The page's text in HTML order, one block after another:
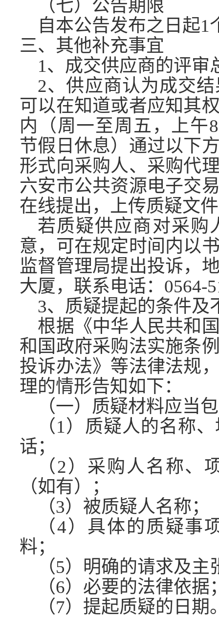
（七） 公告期限
自本公告发布之日起1
三、其他补充事宜
1、成交供应商的评审
2、供应商认为成交
可以在知道或者应知其
内（周一至周五，上午
节假日休息）通过以下
形式向采购人、采购代
六安市公共资源电子交
在线提出，上传质疑文
若质疑供应商对采购
意，可在规定时间内以
监督管理局提出投诉，
大厦，联系电话： 0564-
3、质疑提起的条件及
根据《中华人民共和
和国政府采购法实施条
投诉办法》等法律法规
理的情形告知如下：
（一）质疑材料应当
（1）质疑人的名称
话；
（2）采购人名称、
（如有）；
（3）被质疑人名称；
（4）具体的质疑事
料；
（5）明确的请求及主
（6）必要的法律依据
（7）提起质疑的日期